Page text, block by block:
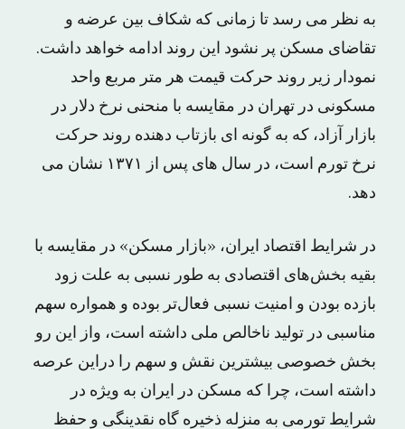
به نظر می رسد تا زمانی که شکاف بین عرضه و
تقاضای مسکن پر نشود این روند ادامه خواهد داشت.
نمودار زیر روند حرکت قیمت هر متر مربع واحد
مسکونی در تهران در مقایسه با منحنی نرخ دلار در
بازار آزاد، که به گونه ای بازتاب دهنده روند حرکت
نرخ تورم است، در سال های پس از ١٣٧١ نشان می
دهد.
در شرایط اقتصاد ایران، «بازار مسکن» در مقایسه با
بقیه بخش‌های اقتصادی به طور نسبی به علت زود
بازده بودن و امنیت نسبی فعال‌تر بوده و همواره سهم
مناسبی در تولید ناخالص ملی داشته است، واز این رو
بخش خصوصی بیشترین نقش و سهم را دراین عرصه
داشته است، چرا که مسکن در ایران به ویژه در
شرایط تورمی به منزله ذخیره گاه نقدینگی و حفظ